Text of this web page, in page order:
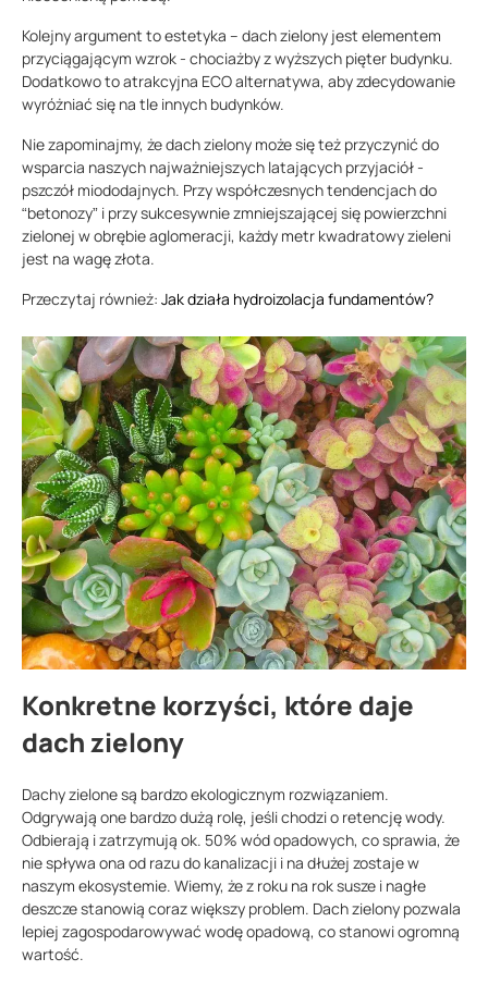
Kolejny argument to estetyka – dach zielony jest elementem
przyciągającym wzrok - chociażby z wyższych pięter budynku.
Dodatkowo to atrakcyjna ECO alternatywa, aby zdecydowanie
wyróżniać się na tle innych budynków.
Nie zapominajmy, że dach zielony może się też przyczynić do
wsparcia naszych najważniejszych latających przyjaciół -
pszczół miododajnych. Przy współczesnych tendencjach do
“betonozy” i przy sukcesywnie zmniejszającej się powierzchni
zielonej w obrębie aglomeracji, każdy metr kwadratowy zieleni
jest na wagę złota.
Przeczytaj również: Jak działa hydroizolacja fundamentów?
Konkretne korzyści, które daje
dach zielony
Dachy zielone są bardzo ekologicznym rozwiązaniem.
Odgrywają one bardzo dużą rolę, jeśli chodzi o retencję wody.
Odbierają i zatrzymują ok. 50% wód opadowych, co sprawia, że
nie spływa ona od razu do kanalizacji i na dłużej zostaje w
naszym ekosystemie. Wiemy, że z roku na rok susze i nagłe
deszcze stanowią coraz większy problem. Dach zielony pozwala
lepiej zagospodarowywać wodę opadową, co stanowi ogromną
wartość.